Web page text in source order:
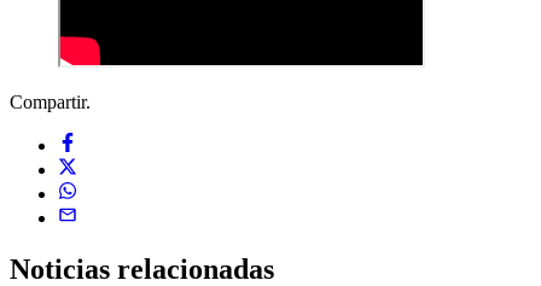
Compartir.
Noticias relacionadas